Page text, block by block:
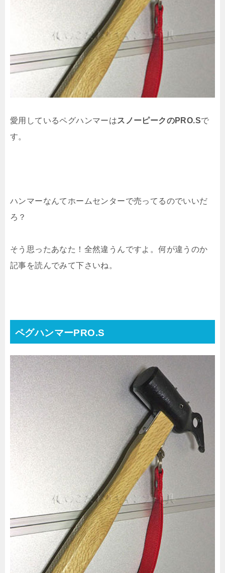
愛用しているペグハンマーはスノーピークのPRO.Sで
す。
ハンマーなんてホームセンターで売ってるのでいいだ
ろ？
そう思ったあなた！全然違うんですよ。何が違うのか
記事を読んでみて下さいね。
ペグハンマーPRO.S